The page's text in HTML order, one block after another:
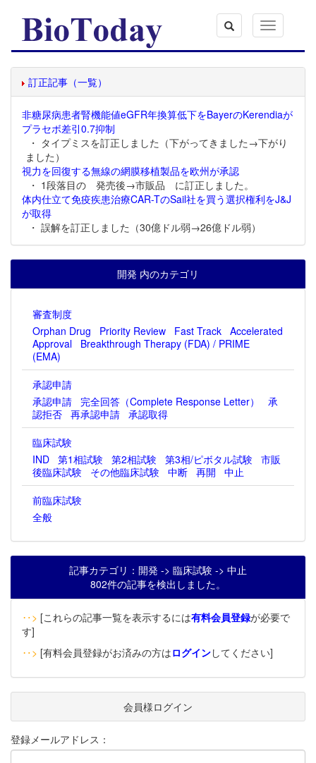
Toggle
navigation
訂正記事（一覧）
非糖尿病患者腎機能値eGFR年換算低下をBayerのKerendiaが
プラセボ差引0.7抑制
・ タイプミスを訂正しました（下がってきました→下がり
ました）
視力を回復する無線の網膜移植製品を欧州が承認
・ 1段落目の 発売後→市販品 に訂正しました。
体内仕立て免疫疾患治療CAR-TのSail社を買う選択権利をJ&J
が取得
・ 誤解を訂正しました（30億ドル弱→26億ドル弱）
開発 内のカテゴリ
審査制度
Orphan Drug
Priority Review Fast Track Accelerated
Approval
Breakthrough Therapy (FDA) / PRIME
(EMA)
承認申請
承認申請
完全回答（Complete Response Letter）
承
認拒否 再承認申請 承認取得
臨床試験
IND 第1相試験 第2相試験 第3相/ピボタル試験 市販
後臨床試験
その他臨床試験 中断 再開
中止
前臨床試験
全般
記事カテゴリ：開発 -> 臨床試験 -> 中止
802件の記事を検出しました。
‥> [これらの記事一覧を表示するには有料会員登録が必要で
す]
‥> [有料会員登録がお済みの方はログインしてください]
会員様ログイン
登録メールアドレス：